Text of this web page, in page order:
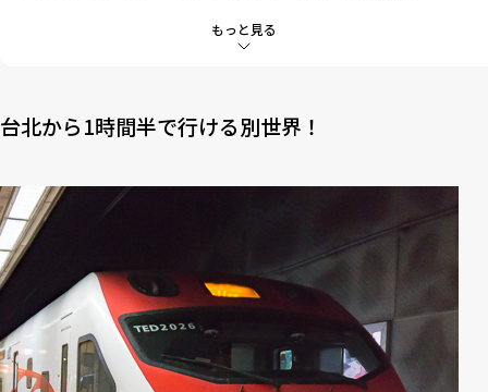
もっと見る
階段を下りて茶芸館でお茶を！
台北から1時間半で行ける別世界！